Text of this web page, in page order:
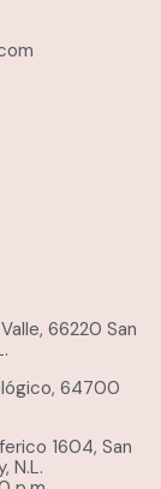
66220 San
64700
1604, San
N.L.